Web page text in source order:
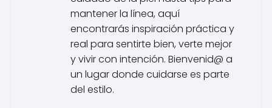
mantener la línea, aquí
encontrarás inspiración práctica y
real para sentirte bien, verte mejor
y vivir con intención. Bienvenid@ a
un lugar donde cuidarse es parte
del estilo.